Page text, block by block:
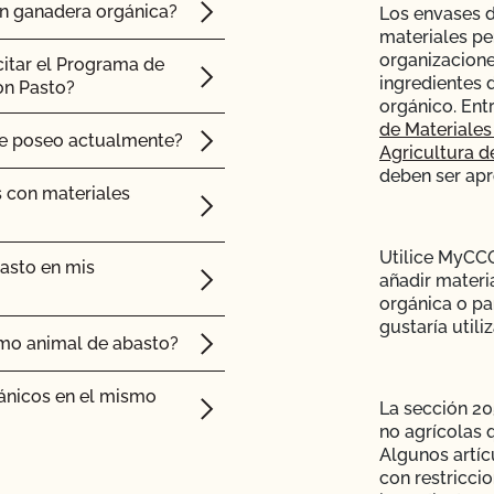
en el mercado?
adjuntos a los
inspección?
para mi próxima
ganadera orgánica?
el Programa de
Pasto?
poseo actualmente?
con materiales
en mis
animal de abasto?
en el mismo
Los envases
materiales
ingredientes
orgánico.
de
Agricultura
deben ser
Utilice
añadir
orgánica o
gustaría
La sección
no agrícolas
Algunos
con
para elaborar mis
y distribuir mis
cuidado
del USDA para
orgánico?
mi producto?